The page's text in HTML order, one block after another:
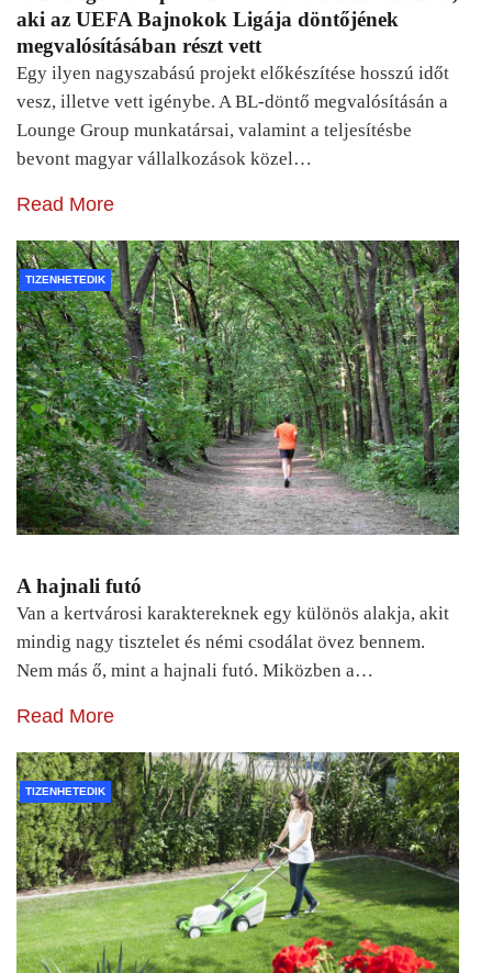
aki az UEFA Bajnokok Ligája döntőjének
megvalósításában részt vett
Egy ilyen nagyszabású projekt előkészítése hosszú időt
vesz, illetve vett igénybe. A BL-döntő megvalósításán a
Lounge Group munkatársai, valamint a teljesítésbe
bevont magyar vállalkozások közel…
Read More
TIZENHETEDIK
A hajnali futó
Van a kertvárosi karaktereknek egy különös alakja, akit
mindig nagy tisztelet és némi csodálat övez bennem.
Nem más ő, mint a hajnali futó. Miközben a…
Read More
TIZENHETEDIK